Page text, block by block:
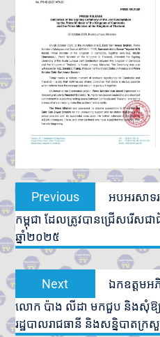
Post
navigation
Previous
post:
អបអរសា
កម្ពុជា ដែលត្រូវបានជ្រើសរើស
ឆ្នាំ២០២៥
Next
Next
post:
ឯកឧត្តម
លោក ប៉ាង លីដា មកជួប និងសុំឱ្យត
រដ្ឋបាលរាជធានី និងសន្និបាតក្